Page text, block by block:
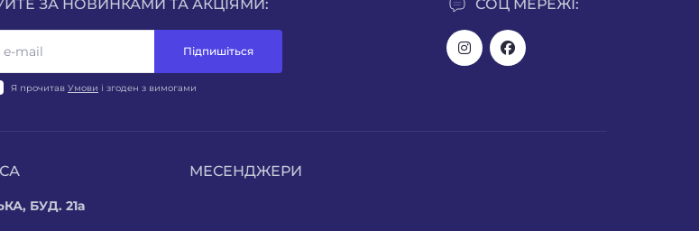
СОЦ МЕРЕЖІ:
ЗА НОВИНКАМИ ТА АКЦІЯМИ:
Підпишіться
Я прочитав Умови і згоден з вимогами
БУД. 21а
МЕСЕНДЖЕРИ